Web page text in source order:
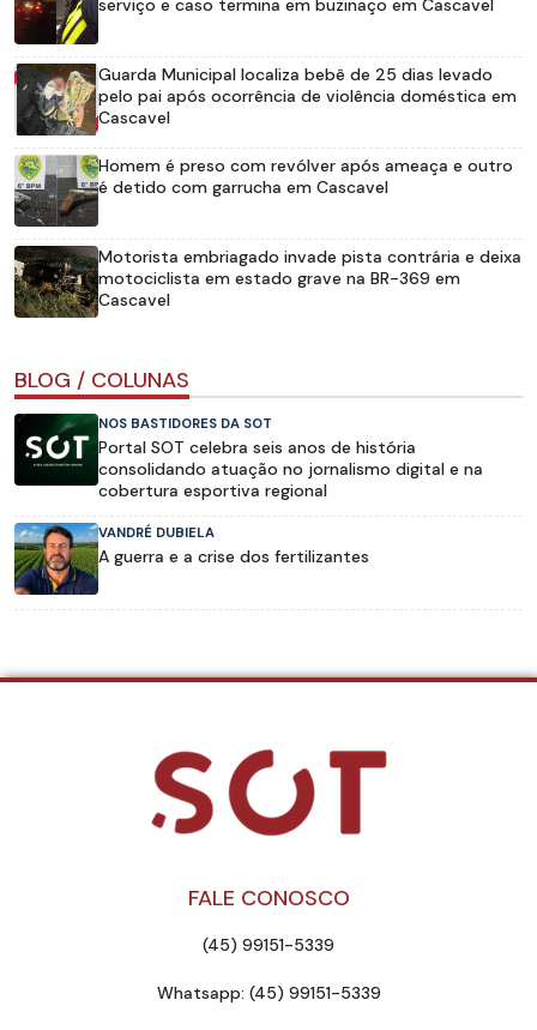
Guarda Municipal localiza bebê de 25 dias levado
pelo pai após ocorrência de violência doméstica em
Cascavel
Homem é preso com revólver após ameaça e outro
é detido com garrucha em Cascavel
Motorista embriagado invade pista contrária e deixa
motociclista em estado grave na BR-369 em
Cascavel
BLOG / COLUNAS
NOS BASTIDORES DA SOT
Portal SOT celebra seis anos de história
consolidando atuação no jornalismo digital e na
cobertura esportiva regional
VANDRÉ DUBIELA
A guerra e a crise dos fertilizantes
FALE CONOSCO
(45) 99151-5339
Whatsapp: (45) 99151-5339